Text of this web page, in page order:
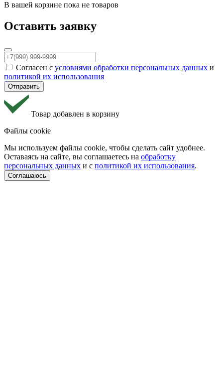
В вашей корзине пока не товаров
Оставить заявку
Согласен с условиями обработки персональных данных и
политикой их использования
Отправить
Товар добавлен в корзину
Файлы cookie
Мы используем файлы cookie, чтобы cделать сайт удобнее.
Оставаясь на сайте, вы соглашаетесь на обработку
персональных данных и с политикой их использования.
Соглашаюсь